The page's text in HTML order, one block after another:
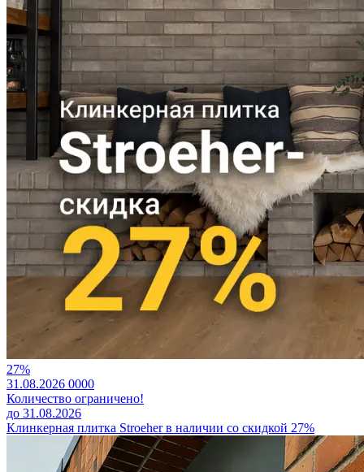
27%
31.08.2026 0000
Количество ограничено!
до 31.08.2026
Клинкерная плитка Stroeher в наличии со скидкой 27%